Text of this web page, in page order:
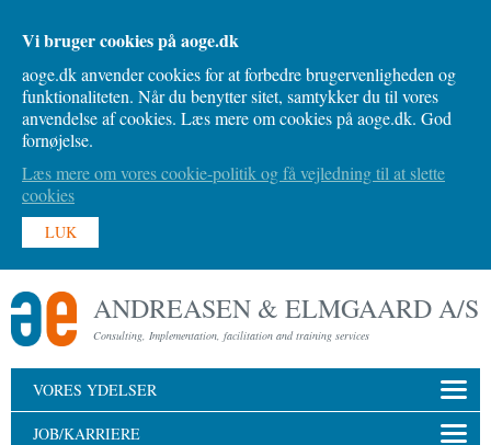
Vi bruger cookies på aoge.dk
aoge.dk anvender cookies for at forbedre brugervenligheden og
funktionaliteten. Når du benytter sitet, samtykker du til vores
anvendelse af cookies. Læs mere om cookies på aoge.dk. God
fornøjelse.
Læs mere om vores cookie-politik og få vejledning til at slette
cookies
LUK
ANDREASEN & ELMGAARD A/S
Consulting, Implementation, facilitation and training services
VORES YDELSER
JOB/KARRIERE